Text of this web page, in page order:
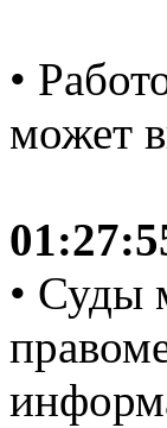
•
может
• Суды